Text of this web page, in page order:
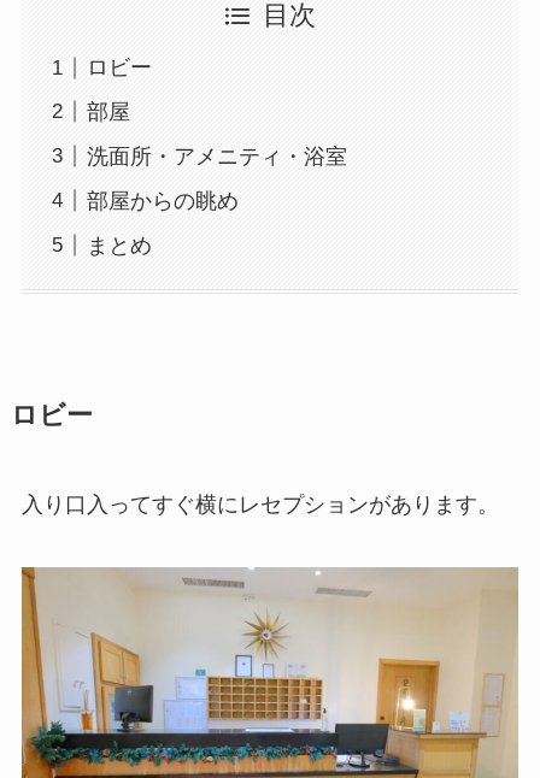
目次
ロビー
部屋
洗面所・アメニティ・浴室
部屋からの眺め
まとめ
ロビー
入り口入ってすぐ横にレセプションがあります。